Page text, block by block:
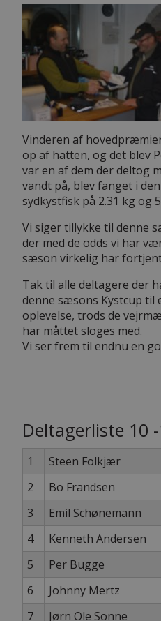
Vinderen af
op af hatten, og det blev
var en af dem der deltog
vandt på, blev fanget i
sydkystfisk på 2.31 kg og
Vi siger tillykke til denne
der med de odds vi har
sæson virkelig har
Tak til alle deltagere der
denne sæsons Kystcup til
oplevelse, trods de
har måttet sloges med.
Vi ser frem til endnu en
Deltagerliste 10 -
1 Steen Folkjær
2
Bo Frandsen
3
Emil Schønemann
4
Kenneth Andersen
5
Per Bugge
6
Johnny Mertz
7
Jørn Ole Sonne